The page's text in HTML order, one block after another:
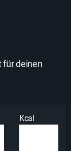
für deinen
Kcal